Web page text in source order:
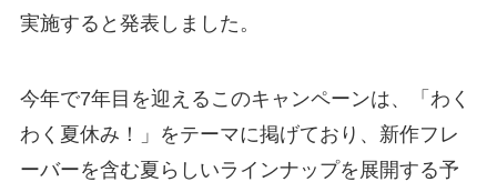
実施すると発表しました。
今年で7年目を迎えるこのキャンペーンは、「わく
わく夏休み！」をテーマに掲げており、新作フレ
ーバーを含む夏らしいラインナップを展開する予